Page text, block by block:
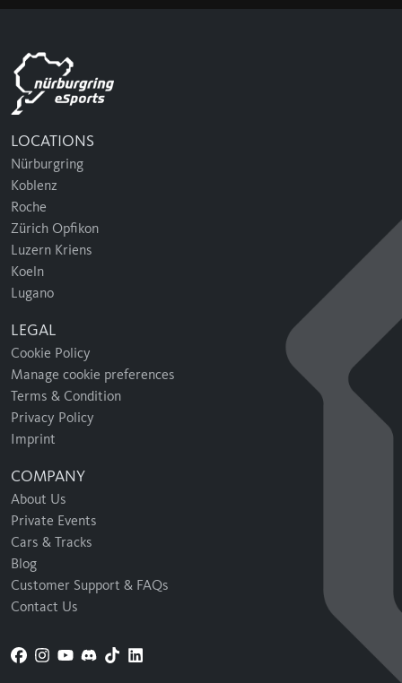
LOCATIONS
Nürburgring
Koblenz
Roche
Zürich Opfikon
Luzern Kriens
Koeln
Lugano
LEGAL
Cookie Policy
Manage cookie preferences
Terms & Condition
Privacy Policy
Imprint
COMPANY
About Us
Private Events
Cars & Tracks
Blog
Customer Support & FAQs
Contact Us